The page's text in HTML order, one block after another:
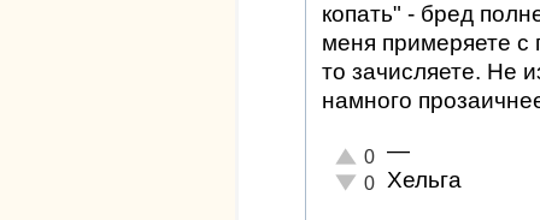
копать" - бред
меня примеряете с
то зачисляете. Не
намного
Отлично!
0
Неадекватно!
0
—
Хельга